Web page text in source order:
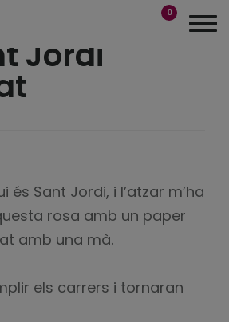
0
Jordi
és Sant Jordi, i l’atzar m’ha
rosa amb un paper
amb una mà.
els carrers i tornaran